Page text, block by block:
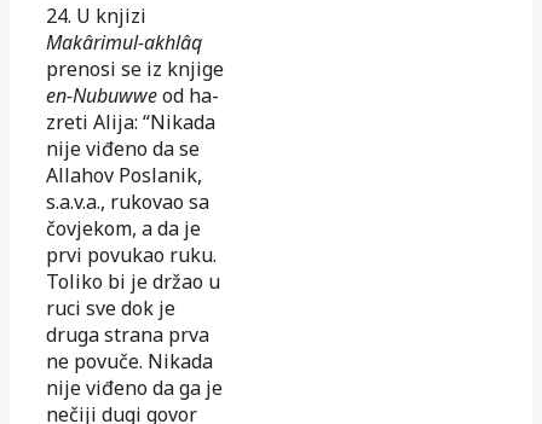
24. U knjizi
Makârimul-akhlâq
prenosi se iz knjige
en-Nubuwweod ha­
zreti Alija: “Nikada
nije viđeno da se
Allahov Poslanik,
s.a.v.a., ru­kovao sa
čovjekom, a da je
prvi povukao ruku.
Toliko bi je dr­žao u
ruci sve dok je
druga strana prva
ne povuče. Nikada
nije vi­đe­no da ga je
nečiji dugi govor